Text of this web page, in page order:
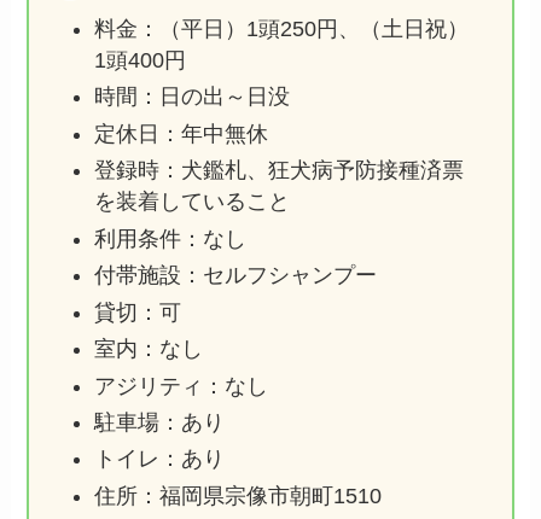
料金：（平日）1頭250円、（土日祝）
1頭400円
時間：日の出～日没
定休日：年中無休
登録時：犬鑑札、狂犬病予防接種済票
を装着していること
利用条件：なし
付帯施設：セルフシャンプー
貸切：可
室内：なし
アジリティ：なし
駐車場：あり
トイレ：あり
住所：福岡県宗像市朝町1510